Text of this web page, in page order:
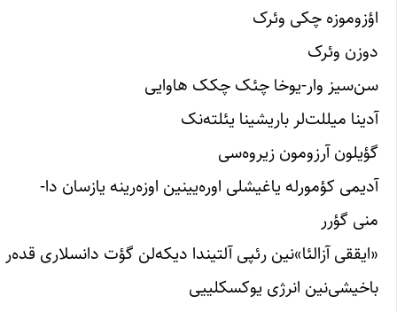
اؤزوموزه چکی وئرک
دوزن وئرک
سن‌سیز وار-یوخا چئک چکک هاوایی
آدینا میللت‌لر باریشینا یئلته‌نک
گؤیلون آرزومون زیروه‌سی
آدیمی کؤمورله یاغیشلی اوره‌یینین اوزه‌رینه یازسان دا-
منی گؤرر
«ایققی آزالئا»نین رئپی‌ آلتیندا دیکه‌لن گؤت دانسلاری قده‌ر
باخیشی‌نین انرژی یوکسکلییی